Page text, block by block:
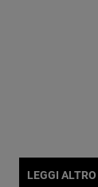
LEGGI ALTRO